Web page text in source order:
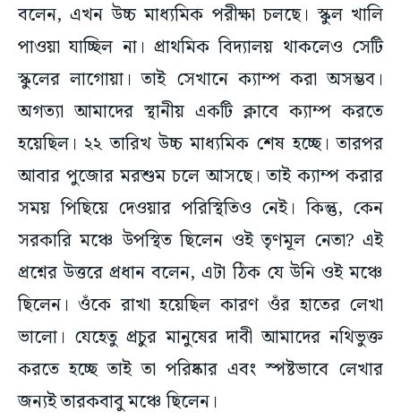
বলেন, এখন উচ্চ মাধ্যমিক পরীক্ষা চলছে। স্কুল খালি
পাওয়া যাচ্ছিল না। প্রাথমিক বিদ্যালয় থাকলেও সেটি
স্কুলের লাগোয়া। তাই সেখানে ক্যাম্প করা অসম্ভব।
অগত্যা আমাদের স্থানীয় একটি ক্লাবে ক্যাম্প করতে
হয়েছিল। ২২ তারিখ উচ্চ মাধ্যমিক শেষ হচ্ছে। তারপর
আবার পুজোর মরশুম চলে আসছে। তাই ক্যাম্প করার
সময় পিছিয়ে দেওয়ার পরিস্থিতিও নেই। কিন্তু, কেন
সরকারি মঞ্চে উপস্থিত ছিলেন ওই তৃণমূল নেতা? এই
প্রশ্নের উত্তরে প্রধান বলেন, এটা ঠিক যে উনি ওই মঞ্চে
ছিলেন। ওঁকে রাখা হয়েছিল কারণ ওঁর হাতের লেখা
ভালো। যেহেতু প্রচুর মানুষের দাবী আমাদের নথিভুক্ত
করতে হচ্ছে তাই তা পরিষ্কার এবং স্পষ্টভাবে লেখার
জন্যই তারকবাবু মঞ্চে ছিলেন।